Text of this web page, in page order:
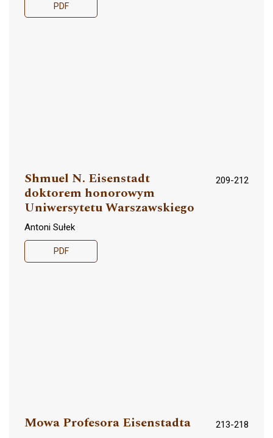
PDF
Shmuel N. Eisenstadt
doktorem honorowym
Uniwersytetu Warszawskiego
209-212
Antoni Sułek
PDF
Mowa Profesora Eisenstadta
213-218